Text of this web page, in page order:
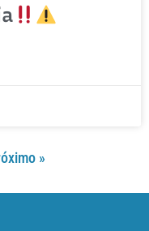
»